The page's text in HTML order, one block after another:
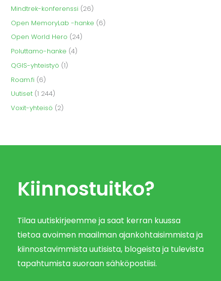
Mindtrek-konferenssi (26)
Open MemoryLab -hanke (6)
Open World Hero (24)
Poluttamo-hanke (4)
QGIS-yhteistyö (1)
Roam.fi (6)
Uutiset (1 244)
Voxit-yhteisö (2)
Kiinnostuitko?
Tilaa uutiskirjeemme ja saat kerran kuussa
tietoa avoimen maailman ajankohtaisimmista ja
kiinnostavimmista uutisista, blogeista ja tulevista
tapahtumista suoraan sähköpostiisi.